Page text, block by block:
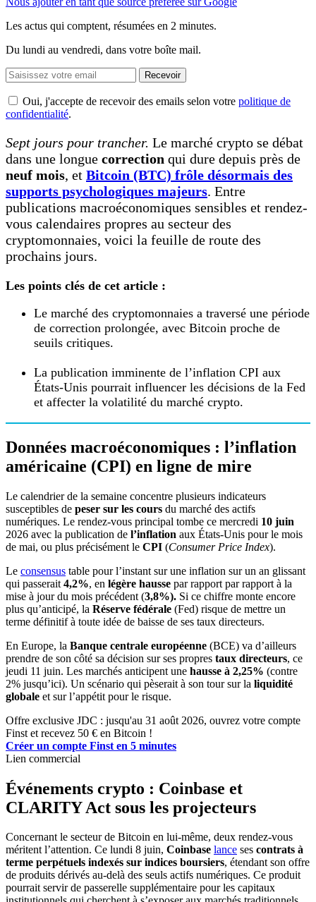
Les actus qui comptent, résumées en 2 minutes.
Du lundi au vendredi, dans votre boîte mail.
Recevoir
Oui, j'accepte de recevoir des emails selon votre politique de
confidentialité.
Sept jours pour trancher. Le marché crypto se débat
dans une longue correction qui dure depuis près de
neuf mois, et Bitcoin (BTC) frôle désormais des
supports psychologiques majeurs. Entre
publications macroéconomiques sensibles et rendez-
vous calendaires propres au secteur des
cryptomonnaies, voici la feuille de route des
prochains jours.
Les points clés de cet article :
Le marché des cryptomonnaies a traversé une période
de correction prolongée, avec Bitcoin proche de
seuils critiques.
La publication imminente de l’inflation CPI aux
États-Unis pourrait influencer les décisions de la Fed
et affecter la volatilité du marché crypto.
Données macroéconomiques : l’inflation
américaine (CPI) en ligne de mire
Le calendrier de la semaine concentre plusieurs indicateurs
susceptibles de peser sur les cours du marché des actifs
numériques. Le rendez-vous principal tombe ce mercredi 10 juin
2026 avec la publication de l’inflation aux États-Unis pour le mois
de mai, ou plus précisément le CPI (Consumer Price Index).
Le consensus table pour l’instant sur une inflation sur un an glissant
qui passerait 4,2%, en légère hausse par rapport par rapport à la
mise à jour du mois précédent (3,8%). Si ce chiffre monte encore
plus qu’anticipé, la Réserve fédérale (Fed) risque de mettre un
terme définitif à toute idée de baisse de ses taux directeurs.
En Europe, la Banque centrale européenne (BCE) va d’ailleurs
prendre de son côté sa décision sur ses propres taux directeurs, ce
jeudi 11 juin. Les marchés anticipent une hausse à 2,25% (contre
2% jusqu’ici). Un scénario qui pèserait à son tour sur la liquidité
globale et sur l’appétit pour le risque.
Offre exclusive JDC : jusqu'au 31 août 2026, ouvrez votre compte
Finst et recevez 50 € en Bitcoin !
Créer un compte Finst en 5 minutes
Lien commercial
Événements crypto : Coinbase et
CLARITY Act sous les projecteurs
Concernant le secteur de Bitcoin en lui-même, deux rendez-vous
méritent l’attention. Ce lundi 8 juin, Coinbase lance ses contrats à
terme perpétuels indexés sur indices boursiers, étendant son offre
de produits dérivés au-delà des seuls actifs numériques. Ce produit
pourrait servir de passerelle supplémentaire pour les capitaux